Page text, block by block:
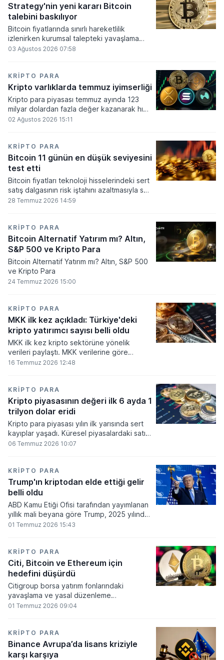
altında dolaşımına ve menkul kıymet
alımlarında kullanılmasına olanak sağlanıyor.
Strategy'nin yeni kararı Bitcoin
talebini baskılıyor
Bitcoin fiyatlarında sınırlı hareketlilik
izlenirken kurumsal talepteki yavaşlama
piyasa dinamiklerini etkiliyor. ABD Merkez
çalışmalarındaki belirsizliklerle baskı altında
kalmaya devam ediyor.
03 Ağustos 2026 07:58
KRIPTO PARA
Kripto varlıklarda temmuz iyimserliği
Kripto para piyasası temmuz ayında 123
milyar dolardan fazla değer kazanarak hızlı
bir toparlanma sürecine girdi. Bitcoin ve
2 trilyon 159 milyar 780 milyon dolar
seviyesine ulaştı.
02 Ağustos 2026 15:11
KRIPTO PARA
Bitcoin 11 günün en düşük seviyesini
test etti
Bitcoin fiyatları teknoloji hisselerindeki sert
satış dalgasının risk iştahını azaltmasıyla son
11 günün en düşük seviyesine indi.
28 Temmuz 2026 14:59
KRIPTO PARA
Bitcoin Alternatif Yatırım mı? Altın,
S&P 500 ve Kripto Para
Bitcoin Alternatif Yatırım mı? Altın, S&P 500
ve Kripto Para
24 Temmuz 2026 15:00
KRIPTO PARA
MKK ilk kez açıkladı: Türkiye'deki
kripto yatırımcı sayısı belli oldu
MKK ilk kez kripto sektörüne yönelik
verileri paylaştı. MKK verilerine göre
platformlarda bugüne kadar 5,6 milyon
olarak belirlendi.
16 Temmuz 2026 12:48
KRIPTO PARA
Kripto piyasasının değeri ilk 6 ayda 1
trilyon dolar eridi
Kripto para piyasası yılın ilk yarısında sert
kayıplar yaşadı. Küresel piyasalardaki satış
baskısı ve artan faiz baskısının etkisiyle
06 Temmuz 2026 10:07
KRIPTO PARA
Trump'ın kriptodan elde ettiği gelir
belli oldu
ABD Kamu Etiği Ofisi tarafından yayımlanan
yıllık mali beyana göre Trump, 2025 yılında
kripto para ve memecoin faaliyetlerinden
01 Temmuz 2026 15:43
KRIPTO PARA
Citi, Bitcoin ve Ethereum için
hedefini düşürdü
Citigroup borsa yatırım fonlarındaki
yavaşlama ve yasal düzenleme
beklentilerinin zayıflaması üzerine kripto
01 Temmuz 2026 09:04
KRIPTO PARA
Binance Avrupa’da lisans kriziyle
karşı karşıya